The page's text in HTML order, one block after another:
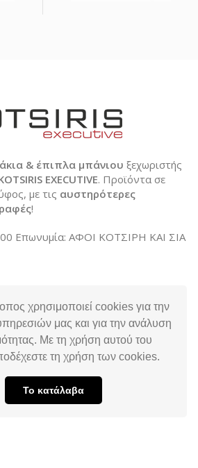
χρησιμοποιεί cookies για την
μας και για την ανάλυση
Με τη χρήση αυτού του
τη χρήση των cookies.
Το κατάλαβα
& έπιπλα μπάνιου ξεχωριστής
EXECUTIVE. Προϊόντα σε
με τις αυστηρότερες
!
Επωνυμία: ΑΦΟΙ ΚΟΤΣΙΡΗ ΚΑΙ ΣΙΑ